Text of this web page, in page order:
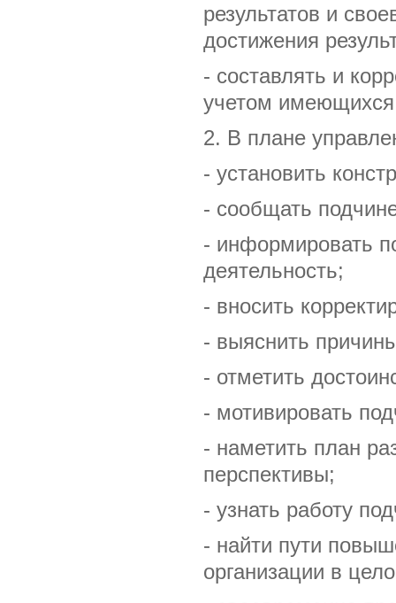
результатов и
достижения
- составлять и
учетом имеющихся
2. В плане
- установить
- сообщать
- информировать
деятельность;
- вносить
- выяснить
- отметить
- мотивировать
- наметить план
перспективы;
- узнать работу
- найти пути
организации в